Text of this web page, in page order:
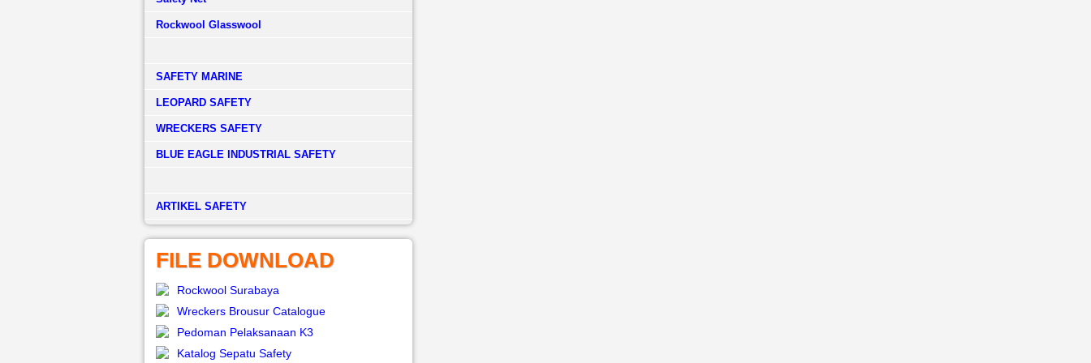
Rockwool Glasswool
SAFETY MARINE
LEOPARD SAFETY
WRECKERS SAFETY
BLUE EAGLE INDUSTRIAL SAFETY
­ARTIKEL SAFETY
FILE DOWNLOAD
Rockwool Surabaya
Wreckers Brousur Catalogue
Pedoman Pelaksanaan K3
Katalog Sepatu Safety